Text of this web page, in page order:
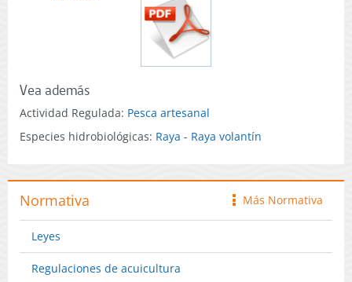
Vea además
Actividad Regulada: Pesca artesanal
Especies hidrobiológicas: Raya - Raya volantín
icono
Más Normativa
Normativa
Leyes
Regulaciones de acuicultura